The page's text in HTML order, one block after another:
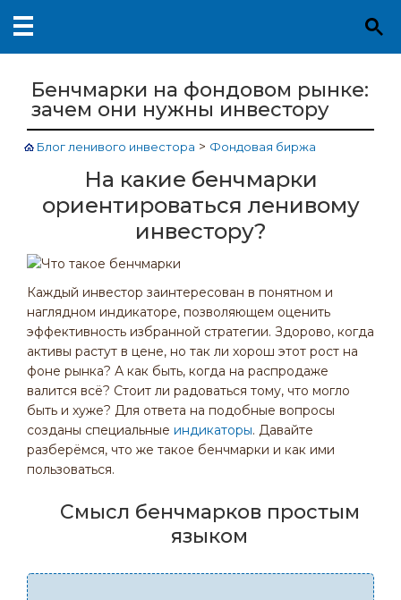
Бенчмарки на фондовом рынке:
зачем они нужны инвестору
Блог ленивого инвестора > Фондовая биржа
На какие бенчмарки
ориентироваться ленивому
инвестору?
Каждый инвестор заинтересован в понятном и
наглядном индикаторе, позволяющем оценить
эффективность избранной стратегии. Здорово, когда
активы растут в цене, но так ли хорош этот рост на
фоне рынка? А как быть, когда на распродаже
валится всё? Стоит ли радоваться тому, что могло
быть и хуже? Для ответа на подобные вопросы
созданы специальные индикаторы. Давайте
разберёмся, что же такое бенчмарки и как ими
пользоваться.
Смысл бенчмарков простым
языком